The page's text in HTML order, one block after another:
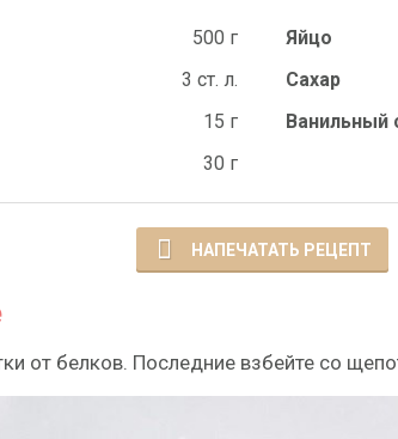
500 г Яйцо
3 ст. л. Сахар
15 г Ванильный
30 г
НАПЕЧАТАТЬ РЕЦЕПТ
от белков. Последние взбейте со